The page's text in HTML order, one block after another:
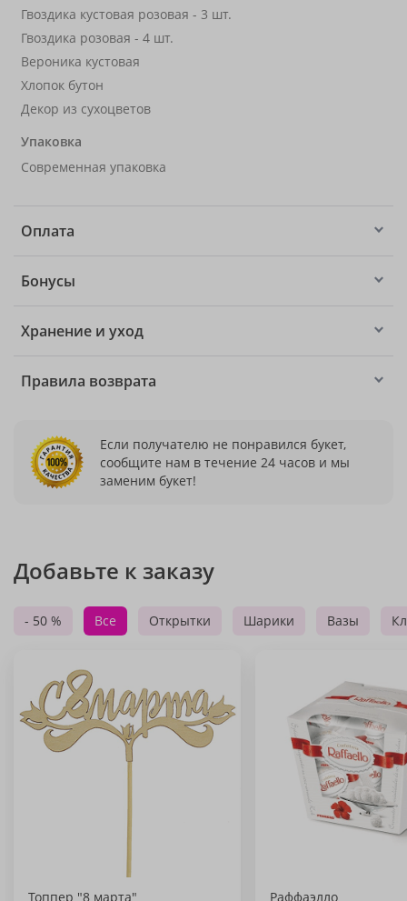
Гвоздика кустовая розовая - 3 шт.
Гвоздика розовая - 4 шт.
Вероника кустовая
Хлопок бутон
Декор из сухоцветов
Упаковка
Современная упаковка
Оплата
Бонусы
Хранение и уход
Правила возврата
Если получателю не понравился букет,
сообщите нам в течение 24 часов и мы
заменим букет!
Добавьте к заказу
- 50 % Все Открытки Шарики Вазы
Топпер "8 марта" Раффаэлло